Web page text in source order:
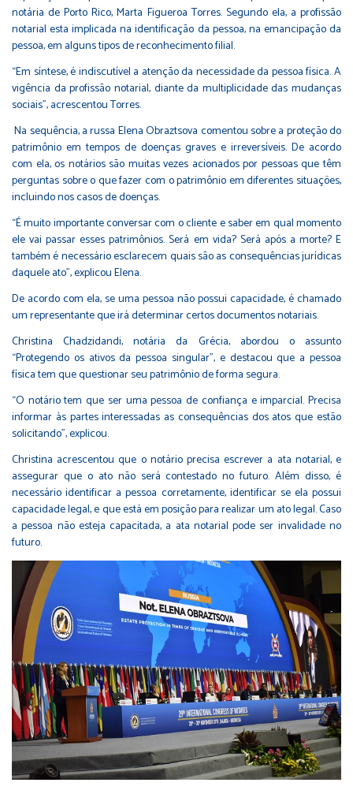
notária de Porto Rico, Marta Figueroa Torres. Segundo ela, a profissão
notarial esta implicada na identificação da pessoa, na emancipação da
pessoa, em alguns tipos de reconhecimento filial.
“Em síntese, é indiscutível a atenção da necessidade da pessoa física. A
vigência da profissão notarial, diante da multiplicidade das mudanças
sociais”, acrescentou Torres.
Na sequência, a russa Elena Obraztsova comentou sobre a proteção do
patrimônio em tempos de doenças graves e irreversíveis. De acordo
com ela, os notários são muitas vezes acionados por pessoas que têm
perguntas sobre o que fazer com o patrimônio em diferentes situações,
incluindo nos casos de doenças.
“É muito importante conversar com o cliente e saber em qual momento
ele vai passar esses patrimônios. Será em vida? Será após a morte? E
também é necessário esclarecem quais são as consequências jurídicas
daquele ato”, explicou Elena.
De acordo com ela, se uma pessoa não possui capacidade, é chamado
um representante que irá determinar certos documentos notariais.
Christina Chadzidandi, notária da Grécia, abordou o assunto
“Protegendo os ativos da pessoa singular”, e destacou que a pessoa
física tem que questionar seu patrimônio de forma segura.
“O notário tem que ser uma pessoa de confiança e imparcial. Precisa
informar às partes interessadas as consequências dos atos que estão
solicitando”, explicou.
Christina acrescentou que o notário precisa escrever a ata notarial, e
assegurar que o ato não será contestado no futuro. Além disso, é
necessário identificar a pessoa corretamente, identificar se ela possui
capacidade legal, e que está em posição para realizar um ato legal. Caso
a pessoa não esteja capacitada, a ata notarial pode ser invalidade no
futuro.